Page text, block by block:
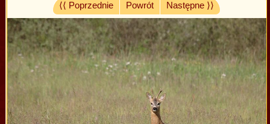
⟨⟨ Poprzednie
Powrót Następne ⟩⟩